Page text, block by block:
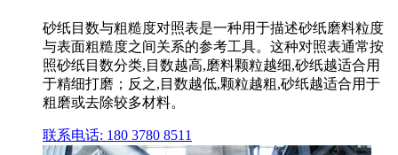
砂纸目数与粗糙度对照表是一种用于描述砂纸磨料粒度
与表面粗糙度之间关系的参考工具。这种对照表通常按
照砂纸目数分类,目数越高,磨料颗粒越细,砂纸越适合用
于精细打磨；反之,目数越低,颗粒越粗,砂纸越适合用于
粗磨或去除较多材料。
联系电话: 180 3780 8511